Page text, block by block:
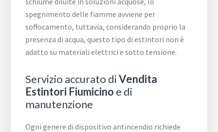
spegnimento delle fiamme avviene per
soffocamento, tuttavia, considerando proprio la
presenza di acqua, questo tipo di estintori non è
adatto su materiali elettrici e sotto tensione.
Servizio accurato diVendita
Estintori Fiumicino e di
manutenzione
Ogni genere di dispositivo antincendio richiede